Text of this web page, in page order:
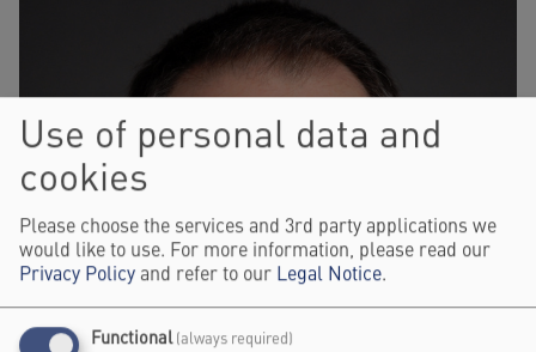
Use of personal data and
cookies
Please choose the services and 3rd party applications we
would like to use. For more information, please read our
Privacy Policy and refer to our Legal Notice.
Functional (always required)